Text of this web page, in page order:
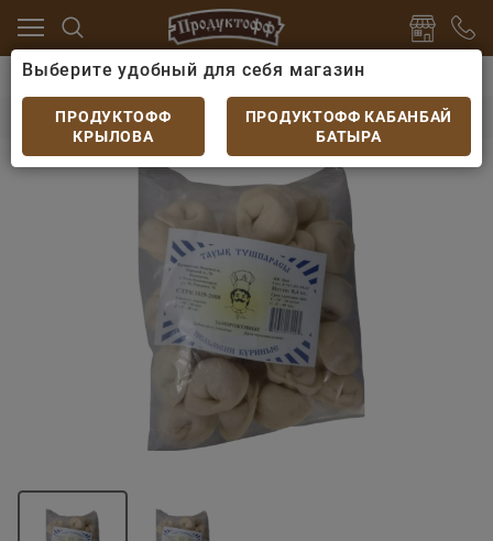
Пельмени, вареники, хинкали
Пельмени
Пельмени Кузнецов Куриные 400гр
Выберите удобный для себя магазин
ПРОДУКТОФФ
КРЫЛОВА
ПРОДУКТОФФ КАБАНБАЙ
БАТЫРА